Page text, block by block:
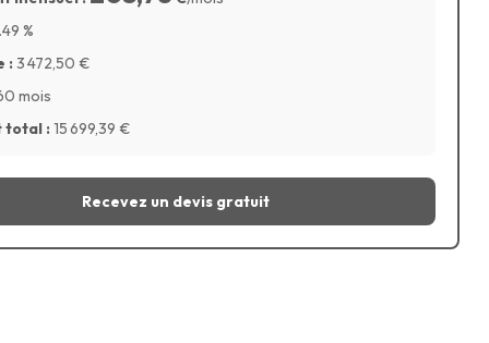
%
:3 472,50 €
mois
total :15 699,39 €
Recevez un devis gratuit